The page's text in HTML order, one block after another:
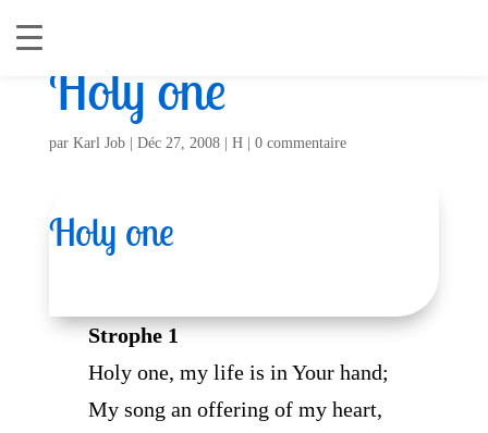
Holy one
par Karl Job| Déc 27, 2008| H| 0 commentaire
Holy one
Strophe 1
Holy one, my life is in Your hand;
My song an offering of my heart,